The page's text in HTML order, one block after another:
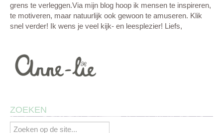
grens te verleggen.Via mijn blog hoop ik mensen te inspireren,
te motiveren, maar natuurlijk ook gewoon te amuseren. Klik
snel verder! Ik wens je veel kijk- en leesplezier! Liefs,
ZOEKEN